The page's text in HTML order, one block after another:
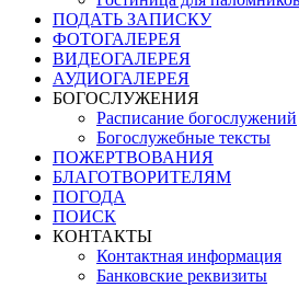
ПОДАТЬ ЗАПИСКУ
ФОТОГАЛЕРЕЯ
ВИДЕОГАЛЕРЕЯ
АУДИОГАЛЕРЕЯ
БОГОСЛУЖЕНИЯ
Расписание богослужений
Богослужебные тексты
ПОЖЕРТВОВАНИЯ
БЛАГОТВОРИТЕЛЯМ
ПОГОДА
ПОИСК
КОНТАКТЫ
Контактная информация
Банковские реквизиты